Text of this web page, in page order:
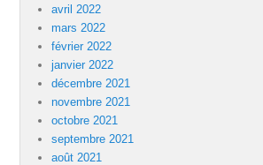
avril 2022
mars 2022
février 2022
janvier 2022
décembre 2021
novembre 2021
octobre 2021
septembre 2021
août 2021